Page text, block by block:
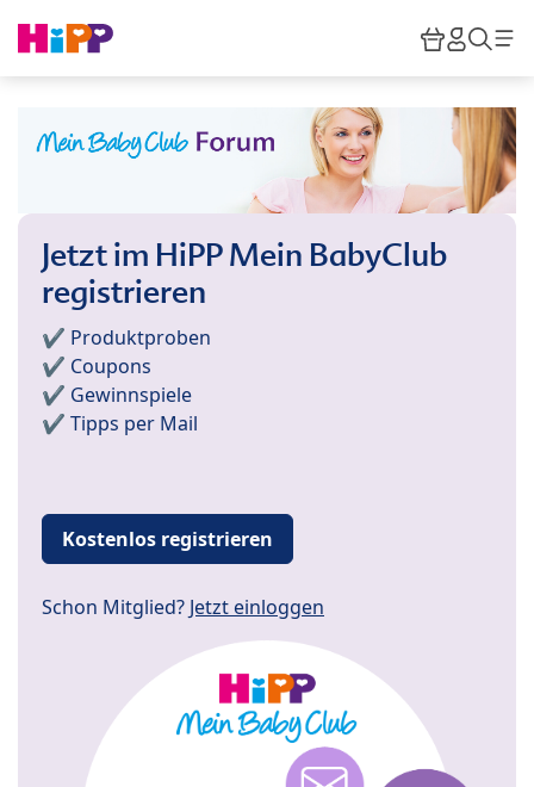
HiPP
Jetzt im HiPP Mein BabyClub
registrieren
✔️ Produktproben
✔️ Coupons
✔️ Gewinnspiele
✔️ Tipps per Mail
Kostenlos registrieren
Schon Mitglied? Jetzt einloggen